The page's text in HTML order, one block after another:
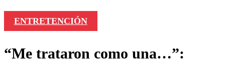
ENTRETENCIÓN
“Me trataron como una…”: